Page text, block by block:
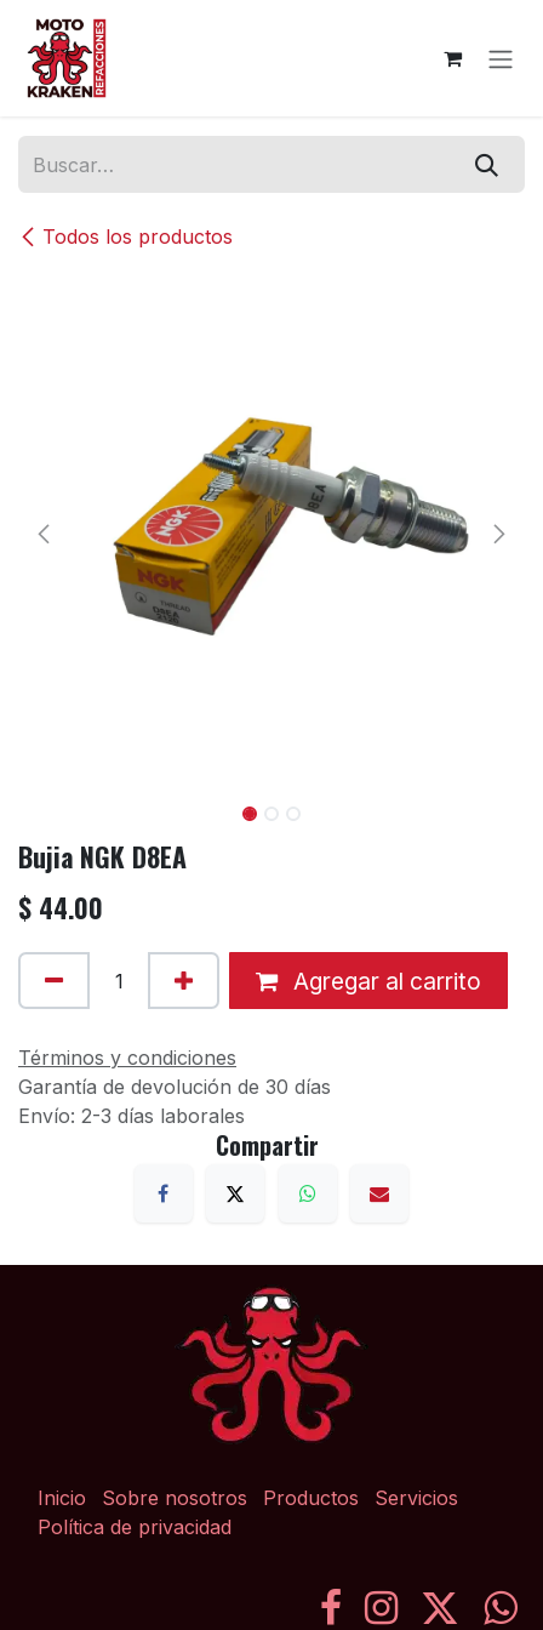
Ir al contenido
Todos los productos
Bujia NGK D8EA
$ 44.00
Agregar al carrito
Términos y condiciones
Garantía de devolución de 30 días
Envío: 2-3 días laborales
Compartir
Inicio Sobre nosotros Productos
Servicios
Política de privacidad